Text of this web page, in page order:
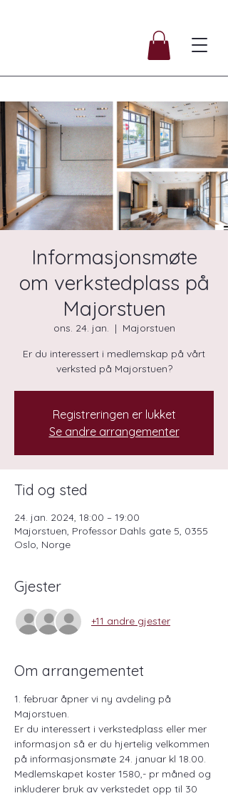
Informasjonsmøte
om verkstedplass på
Majorstuen
ons. 24. jan.
  |
Majorstuen
Er du interessert i medlemskap på vårt
verksted på Majorstuen?
Registreringen er lukket
Se andre arrangementer
Tid og sted
24. jan. 2024, 18:00 – 19:00
Majorstuen, Professor Dahls gate 5, 0355
Oslo, Norge
Gjester
+11 andre gjester
Om arrangementet
1. februar åpner vi ny avdeling på
Majorstuen.
Er du interessert i verkstedplass eller mer
informasjon så er du hjertelig velkommen
på informasjonsmøte 24. januar kl 18.00.
Medlemskapet koster 1580,- pr måned og
inkluderer bruk av verkstedet opp til 30